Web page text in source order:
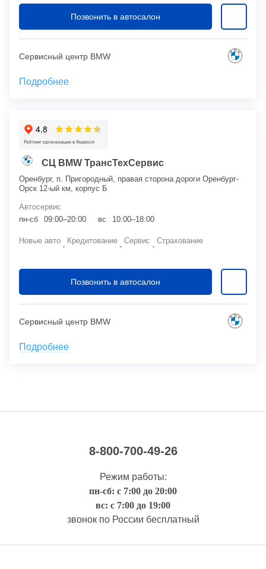
Позвонить в автосалон
Сервисный центр BMW
Подробнее
СЦ BMW ТрансТехСервис
Оренбург, п. Пригородный, правая сторона дороги Оренбург-
Орск 12-ый км, корпус Б
Автосервис
пн-сб
09:00–20:00 вс 10:00–18:00
Новые авто Кредитование Сервис Страхование
Позвонить в автосалон
Сервисный центр BMW
Подробнее
8-800-700-49-26
Режим работы:
пн-сб: с 7:00 до 20:00
вс: с 7:00 до 19:00
звонок по России бесплатный